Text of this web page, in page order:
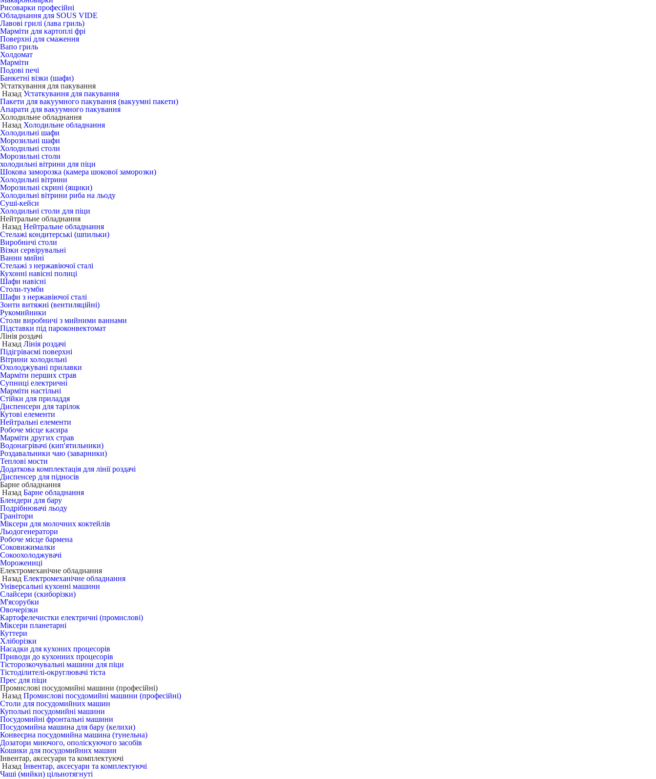
Рисоварки професійні
Обладнання для SOUS VIDE
Лавові грилі (лава гриль)
Марміти для картоплі фрі
Поверхні для смаження
Вапо гриль
Холдомат
Марміти
Подові печі
Банкетні візки (шафи)
Устаткування для пакування
Назад Устаткування для пакування
Пакети для вакуумного пакування (вакуумні пакети)
Апарати для вакуумного пакування
Холодильне обладнання
Назад Холодильне обладнання
Холодильні шафи
Морозильні шафи
Холодильні столи
Морозильні столи
холодильні вітрини для піци
Шокова заморозка (камера шокової заморозки)
Холодильні вітрини
Морозильні скрині (ящики)
Холодильні вітрини риба на льоду
Суші-кейси
Холодильні столи для піци
Нейтральне обладнання
Назад Нейтральне обладнання
Стелажі кондитерські (шпильки)
Виробничі столи
Візки сервірувальні
Ванни мийні
Стелажі з нержавіючої сталі
Кухонні навісні полиці
Шафи навісні
Столи-тумби
Шафи з нержавіючої сталі
Зонти витяжні (вентиляційні)
Рукомийники
Столи виробничі з мийними ваннами
Підставки під пароконвектомат
Лінія роздачі
Назад Лінія роздачі
Підігріваємі поверхні
Вітрини холодильні
Охолоджувані прилавки
Марміти перших страв
Супниці електричні
Марміти настільні
Стійки для приладдя
Диспенсери для тарілок
Кутові елементи
Нейтральні елементи
Робоче місце касира
Марміти других страв
Водонагрівачі (кип'ятильники)
Роздавальники чаю (заварники)
Теплові мости
Додаткова комплектація для лінії роздачі
Диспенсер для підносів
Барне обладнання
Назад Барне обладнання
Блендери для бару
Подрібнювачі льоду
Гранітори
Міксери для молочних коктейлів
Льодогенератори
Робоче місце бармена
Соковижималки
Сокоохолоджувачі
Морожениці
Електромеханічне обладнання
Назад Електромеханічне обладнання
Універсальні кухонні машини
Слайсери (скиборізки)
М'ясорубки
Овочерізки
Картофелечистки електричні (промислові)
Міксери планетарні
Куттери
Хліборізки
Насадки для кухоних процесорів
Приводи до кухонних процесорів
Тісторозкочувальні машини для піци
Тістоділителі-округлювачі тіста
Прес для піци
Промислові посудомийні машини (професійні)
Назад Промислові посудомийні машини (професійні)
Столи для посудомийних машин
Купольні посудомийні машини
Посудомийні фронтальні машини
Посудомийна машина для бару (келихи)
Конвеєрна посудомийна машина (тунельна)
Дозатори миючого, ополіскуючого засобів
Кошики для посудомийних машин
Інвентар, аксесуари та комплектуючі
Назад Інвентар, аксесуари та комплектуючі
Чаші (мийки) цільнотягнуті